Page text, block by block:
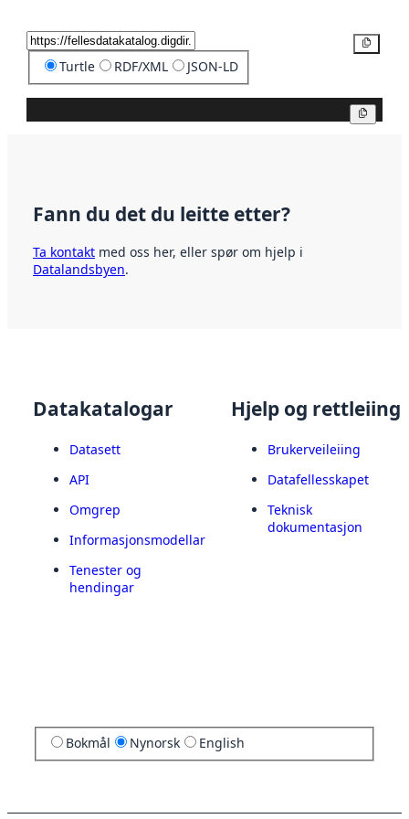
Turtle RDF/XML JSON-LD
Fann du det du leitte etter?
Ta kontakt med oss her, eller spør om hjelp i
Datalandsbyen.
Datakatalogar
Datasett
API
Omgrep
Informasjonsmodellar
Tenester og
hendingar
Hjelp og rettleiing
Brukerveileiing
Datafellesskapet
Teknisk
dokumentasjon
Bokmål Nynorsk English